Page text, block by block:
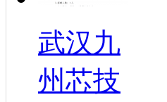
武汉九
州芯技